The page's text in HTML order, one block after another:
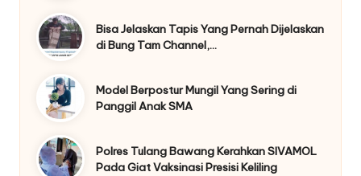
Bisa Jelaskan Tapis Yang Pernah Dijelaskan
di Bung Tam Channel,…
Model Berpostur Mungil Yang Sering di
Panggil Anak SMA
Polres Tulang Bawang Kerahkan SIVAMOL
Pada Giat Vaksinasi Presisi Keliling